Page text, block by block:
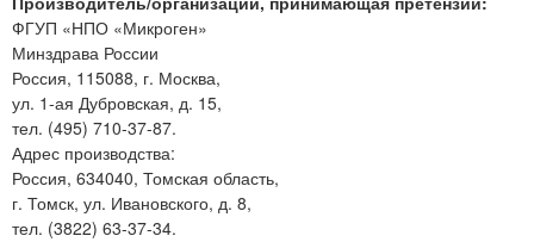
ФГУП «НПО «Микроген»
Минздрава России
Россия, 115088, г. Москва,
ул. 1-ая Дубровская, д. 15,
тел. (495) 710-37-87.
Адрес производства:
Россия, 634040, Томская область,
г. Томск, ул. Ивановского, д. 8,
тел. (3822) 63-37-34.